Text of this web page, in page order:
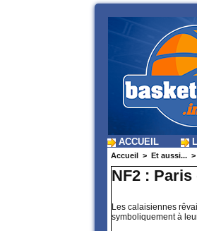
ACCUEIL
Accueil > Et aussi... >
NF2 :
Les calaisiennes
symboliquement à